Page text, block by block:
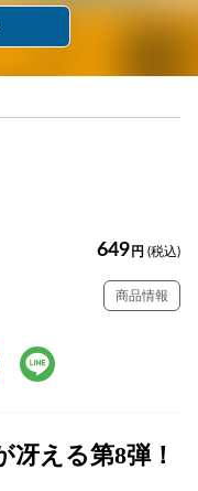
649 円 (税込)
商品情報
冴える第8弾！